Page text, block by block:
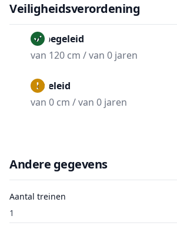
Veiligheidsverordening
Onbegeleid
van 120 cm / van 0 jaren
Begeleid
van 0 cm / van 0 jaren
Andere gegevens
Aantal treinen
1